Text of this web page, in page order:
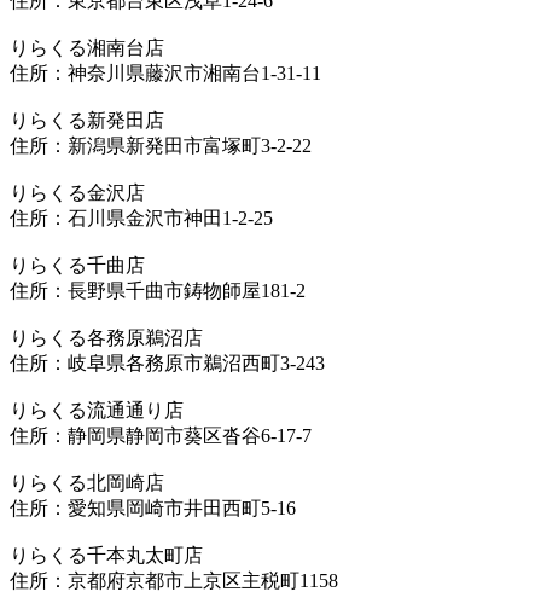
りらくる湘南台店
住所：神奈川県藤沢市湘南台1-31-11
りらくる新発田店
住所：新潟県新発田市富塚町3-2-22
りらくる金沢店
住所：石川県金沢市神田1-2-25
りらくる千曲店
住所：長野県千曲市鋳物師屋181-2
りらくる各務原鵜沼店
住所：岐阜県各務原市鵜沼西町3-243
りらくる流通通り店
住所：静岡県静岡市葵区沓谷6-17-7
りらくる北岡崎店
住所：愛知県岡崎市井田西町5-16
りらくる千本丸太町店
住所：京都府京都市上京区主税町1158